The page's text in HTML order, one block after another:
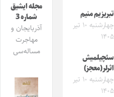
تبریزیم منیم
چهارشنبه ۱۰ تیر
۱۴۰۵
سئچیلمیش
اثرلر(معجز)
چهارشنبه ۱۰ تیر
۱۴۰۵
مجله ایشیق
شماره 3
آذربایجان و
مهاجرت
مساله‌سی